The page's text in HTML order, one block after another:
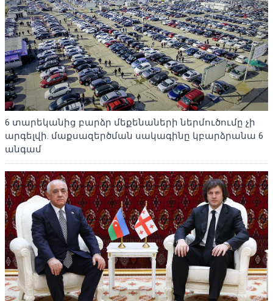
6 տարեկանից բարձր մեքենաների ներմուծումը չի
արգելվի. մաքսազերծման սակագինը կբարձրանա 6
անգամ